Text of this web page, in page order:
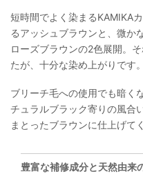
短時間でよく染まるKAMIKA
るアッシュブラウンと、微か
ローズブラウンの2色展開。
たが、十分な染め上がりです。
ブリーチ毛への使用でも暗く
チュラルブラック寄りの風合
まとったブラウンに仕上げて
豊富な補修成分と天然由来